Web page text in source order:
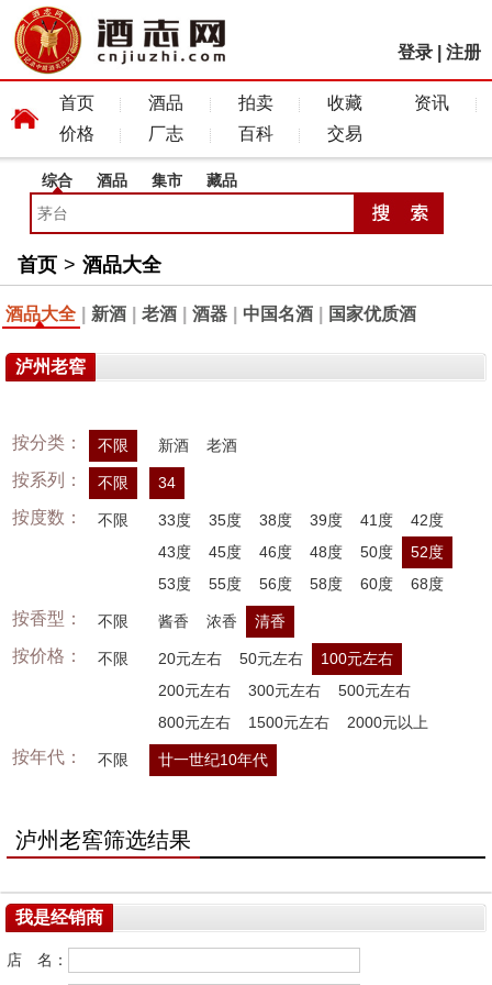
登录 注册
首页 酒品 拍卖 收藏
资讯
价格
厂志 百科 交易
综合 酒品 集市 藏品
首页 > 酒品大全
酒品大全 新酒 老酒 酒器 中国名酒 国家优质酒
泸州老窖
按分类： 不限 新酒 老酒
按系列： 不限 34
按度数： 不限 33度 35度 38度 39度 41度
42度
43度
45度 46度 48度 50度
52度
53度
55度 56度 58度 60度 68度
按香型： 不限 酱香 浓香 清香
按价格： 不限 20元左右 50元左右
100元左右
200元左右
300元左右
500元左右
800元左右
1500元左右 2000元以上
按年代： 不限 廿一世纪10年代
泸州老窖筛选结果
我是经销商
店 名：